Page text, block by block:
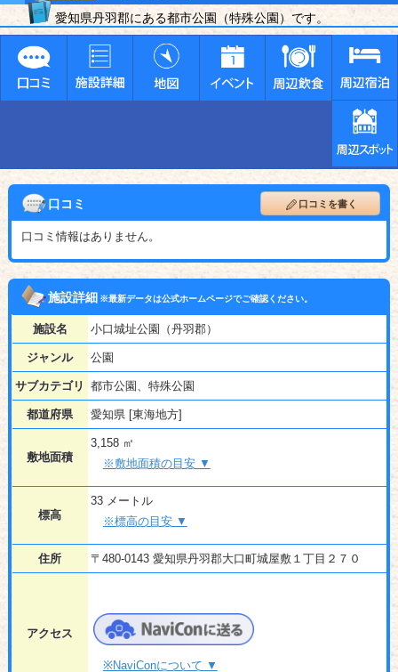
愛知県丹羽郡にある都市公園（特殊公園）です。
口コミ 口コミを書く
口コミ情報はありません。
施設詳細※最新データは公式ホームページでご確認ください。
施設名 小口城址公園（丹羽郡）
ジャンル 公園
サブカテゴリ 都市公園、特殊公園
都道府県 愛知県 [東海地方]
敷地面積
3,158 ㎡
※敷地面積の目安 ▼
標高
33 メートル
※標高の目安 ▼
住所 〒480-0143 愛知県丹羽郡大口町城屋敷１丁目２７０
アクセス
※NaviConについて ▼